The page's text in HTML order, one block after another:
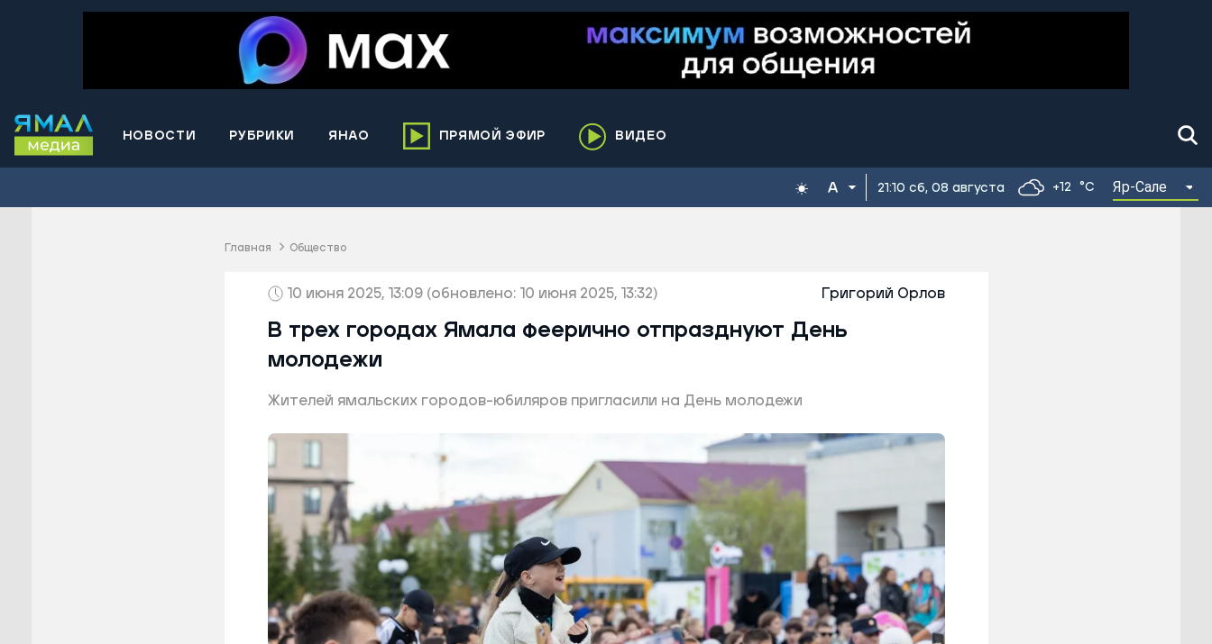
НОВОСТИ РУБРИКИ ЯНАО
район
Муравленко
Новый Уренгой
Приуральский район
Тарко-Сале
Тазовский район
Шурышкарский район
Ямальский район
ПРЯМОЙ ЭФИР ВИДЕО
21:10 сб, 08 августа +12 °C Яр-Сале
Главная Общество
10 июня 2025, 13:09 (обновлено: 10 июня 2025, 13:32) Григорий Орлов
В трех городах Ямала феерично отпразднуют День
молодежи
Жителей ямальских городов-юбиляров пригласили на День молодежи